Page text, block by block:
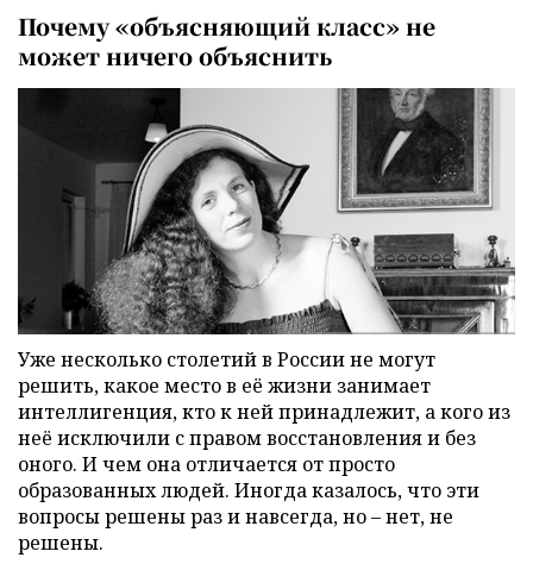
Почему «объясняющий класс» не
может ничего объяснить
Уже несколько столетий в России не могут
решить, какое место в её жизни занимает
интеллигенция, кто к ней принадлежит, а кого из
неё исключили с правом восстановления и без
оного. И чем она отличается от просто
образованных людей. Иногда казалось, что эти
вопросы решены раз и навсегда, но – нет, не
решены.